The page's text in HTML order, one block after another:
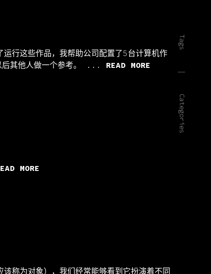
行这些作品，我帮助公司配置了5台计算机作
后其他人做一个参考。 ... READ MORE
MORE
称为对象），我们经常能够看到它扮演着不同
Tags
|
Categories